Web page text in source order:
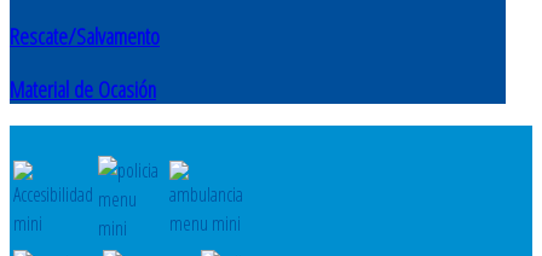
Rescate/Salvamento
Material de Ocasión